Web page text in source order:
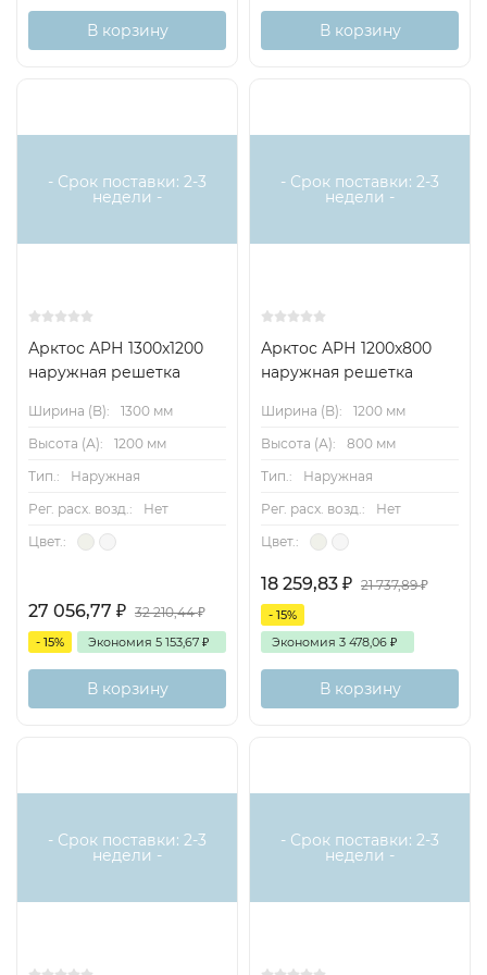
В корзину В корзину
- Срок поставки: 2-3
недели -
Арктос АРН 1300x1200
наружная решетка
Ширина (B):
1300 мм
Высота (А):
1200 мм
Тип.:
Наружная
Рег. расх. возд.:
Нет
Цвет.:
27 056,77 ₽ 32 210,44₽
- 15% Экономия 5 153,67 ₽
В корзину
- Срок поставки: 2-3
недели -
Арктос АРН 1200x800
наружная решетка
Ширина (B):
1200 мм
Высота (А):
800 мм
Тип.:
Наружная
Рег. расх. возд.:
Нет
Цвет.:
18 259,83 ₽ 21 737,89₽
- 15%
Экономия 3 478,06 ₽
В корзину
- Срок поставки: 2-3
недели -
- Срок поставки: 2-3
недели -